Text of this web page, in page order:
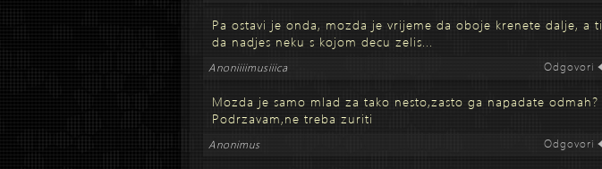
Pa ostavi je onda, mozda je vrijeme da oboje krenete dalje, a ti
da nadjes neku s kojom decu zelis...
Anoniiiimusiiica Odgovori
Mozda je samo mlad za tako nesto,zasto ga napadate odmah?
Podrzavam,ne treba zuriti
Anonimus Odgovori